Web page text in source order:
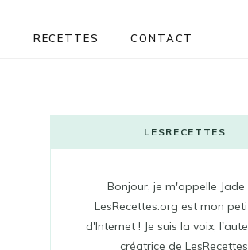
RECETTES CONTACT
LESRECETTES
Bonjour, je m'appelle Jade
LesRecettes.org est mon
d'Internet ! Je suis la voix,
créatrice de